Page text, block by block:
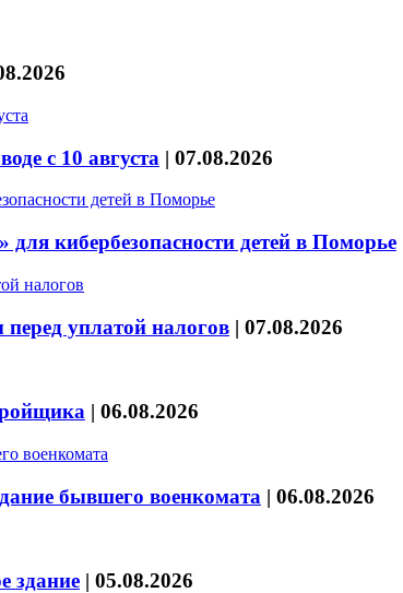
с 10 августа | 07.08.2026
кибербезопасности детей в Поморье
уплатой налогов | 07.08.2026
| 06.08.2026
бывшего военкомата | 06.08.2026
здание | 05.08.2026